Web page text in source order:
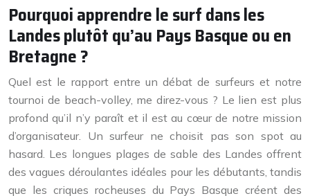
Pourquoi apprendre le surf dans les
Landes plutôt qu’au Pays Basque ou en
Bretagne ?
Quel est le rapport entre un débat de surfeurs et notre
tournoi de beach-volley, me direz-vous ? Le lien est plus
profond qu’il n’y paraît et il est au cœur de notre mission
d’organisateur. Un surfeur ne choisit pas son spot au
hasard. Les longues plages de sable des Landes offrent
des vagues déroulantes idéales pour les débutants, tandis
que les criques rocheuses du Pays Basque créent des